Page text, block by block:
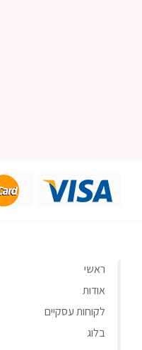
ראשי
אודות
לקוחות עסקיים
בלוג